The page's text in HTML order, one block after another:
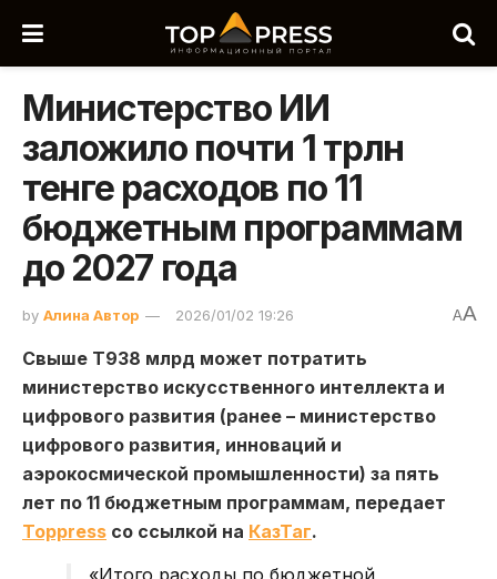
Министерство ИИ
заложило почти 1 трлн
тенге расходов по 11
бюджетным программам
до 2027 года
by Алина Автор 2026/01/02 19:26 AA
Свыше Т938 млрд может потратить
министерство искусственного интеллекта и
цифрового развития (ранее – министерство
цифрового развития, инноваций и
аэрокосмической промышленности) за пять
лет по 11 бюджетным программам, передает
Toppress со ссылкой на КазТаг.
«Итого расходы по бюджетной